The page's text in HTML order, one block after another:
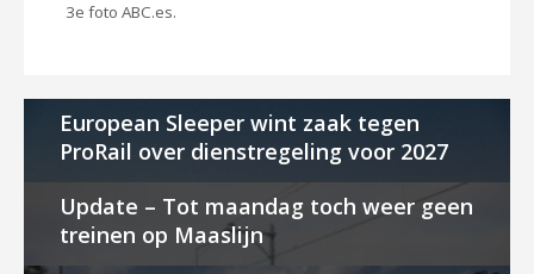
3e foto ABC.es.
European Sleeper wint zaak tegen
ProRail over dienstregeling voor 2027
Update – Tot maandag toch weer geen
treinen op Maaslijn